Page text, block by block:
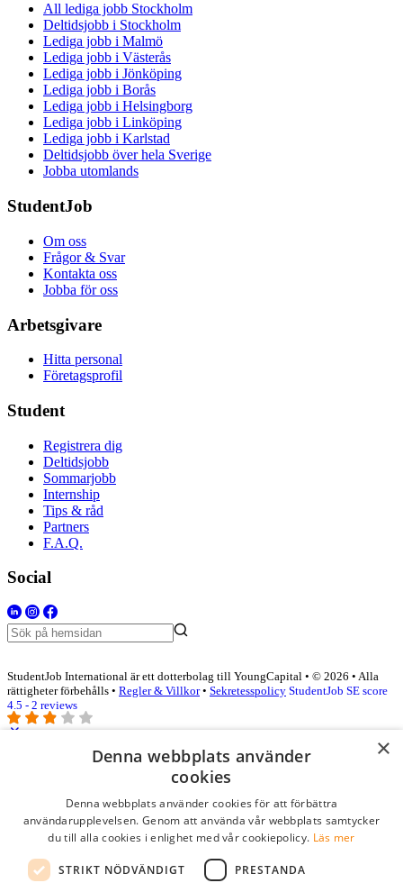
All lediga jobb Stockholm
Deltidsjobb i Stockholm
Lediga jobb i Malmö
Lediga jobb i Västerås
Lediga jobb i Jönköping
Lediga jobb i Borås
Lediga jobb i Helsingborg
Lediga jobb i Linköping
Lediga jobb i Karlstad
Deltidsjobb över hela Sverige
Jobba utomlands
StudentJob
Om oss
Frågor & Svar
Kontakta oss
Jobba för oss
Arbetsgivare
Hitta personal
Företagsprofil
Student
Registrera dig
Deltidsjobb
Sommarjobb
Internship
Tips & råd
Partners
F.A.Q.
Social
StudentJob International är ett dotterbolag till YoungCapital • © 2026 • Alla
rättigheter förbehålls • Regler & Villkor• Sekretesspolicy StudentJob SE score
4.5 - 2 reviews
Logga in som företag
Lösenord
kom ihåg mig
×
Denna webbplats använder
cookies
Denna webbplats använder cookies för att förbättra
användarupplevelsen. Genom att använda vår webbplats samtycker
du till alla cookies i enlighet med vår cookiepolicy. Läs mer
STRIKT NÖDVÄNDIGT PRESTANDA